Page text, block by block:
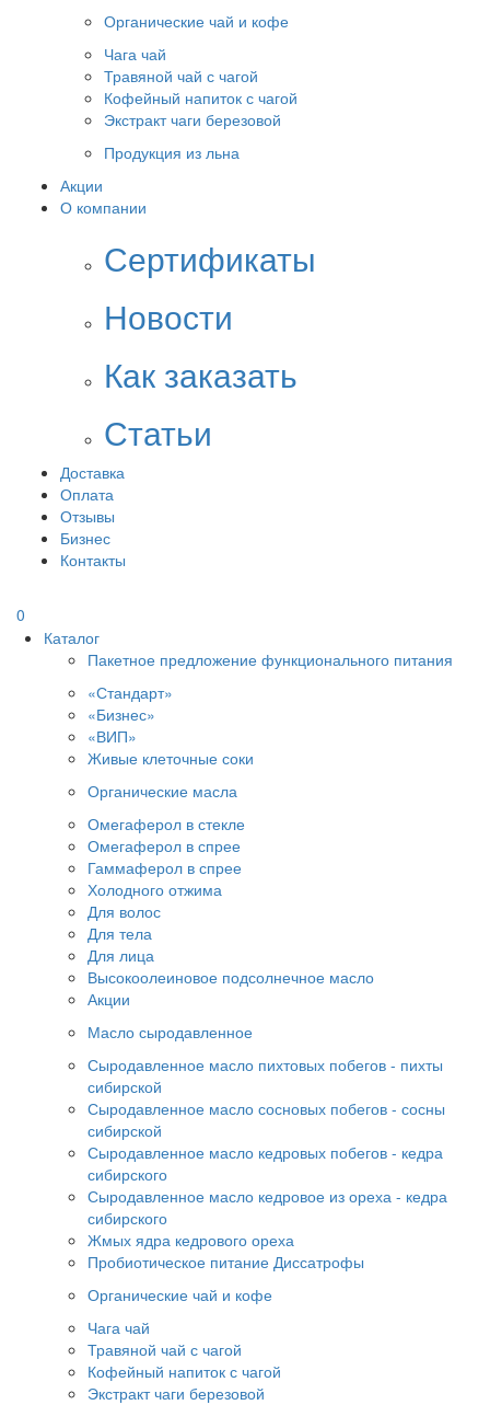
Органические чай и кофе
Чага чай
Травяной чай с чагой
Кофейный напиток с чагой
Экстракт чаги березовой
Продукция из льна
Акции
О компании
Сертификаты
Новости
Как заказать
Статьи
Доставка
Оплата
Отзывы
Бизнес
Контакты
0
Каталог
Пакетное предложение функционального питания
«Стандарт»
«Бизнес»
«ВИП»
Живые клеточные соки
Органические масла
Омегаферол в стекле
Омегаферол в спрее
Гаммаферол в спрее
Холодного отжима
Для волос
Для тела
Для лица
Высокоолеиновое подсолнечное масло
Акции
Масло сыродавленное
Сыродавленное масло пихтовых побегов - пихты
сибирской
Сыродавленное масло сосновых побегов - сосны
сибирской
Сыродавленное масло кедровых побегов - кедра
сибирского
Сыродавленное масло кедровое из ореха - кедра
сибирского
Жмых ядра кедрового ореха
Пробиотическое питание Диссатрофы
Органические чай и кофе
Чага чай
Травяной чай с чагой
Кофейный напиток с чагой
Экстракт чаги березовой